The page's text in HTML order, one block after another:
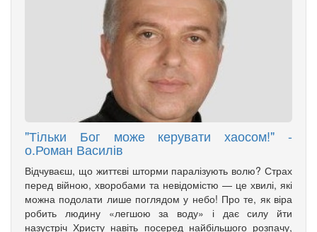
"Тільки Бог може керувати хаосом!" -
о.Роман Василів
Відчуваєш, що життєві шторми паралізують волю? Страх
перед війною, хворобами та невідомістю — це хвилі, які
можна подолати лише поглядом у небо! Про те, як віра
робить людину «легшою за воду» і дає силу йти
назустріч Христу навіть посеред найбільшого розпачу,